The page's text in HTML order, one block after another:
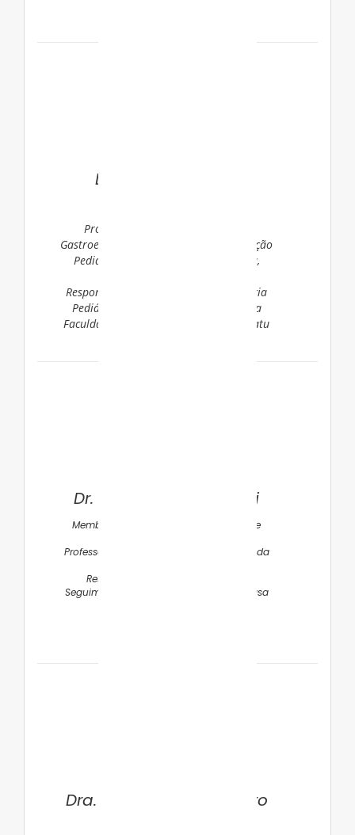
Dra. Mary de Assis
Professora Assistente Doutora da
Gastroenterologia, Hepatologia e Nutrição
Pediátrica da Faculdade de Medicina,
Responsável pelo serviço de Hepatologia
Pediátrica do Hospital das Clínicas da
Faculdade de Medicina UNESP – Botucatu
Dr. Paulo Roberto Pachi
Membro do Departamento Científico de
Professor do Departamento de Pediatria da
Responsável pelo Ambulatório de
Seguimento de Prematuros da Santa Casa
Dra. Maria Augusta Bento